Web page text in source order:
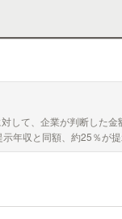
して、企業が判断した
年収と同額、約25％が